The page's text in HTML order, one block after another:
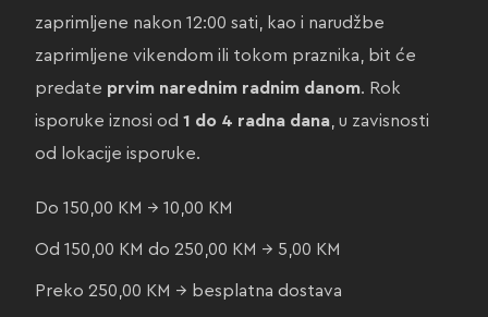
zaprimljene nakon 12:00 sati, kao i narudžbe
zaprimljene vikendom ili tokom praznika, bit će
predate prvim narednim radnim danom. Rok
isporuke iznosi od 1 do 4 radna dana, u zavisnosti
od lokacije isporuke.
Do 150,00 KM → 10,00 KM
Od 150,00 KM do 250,00 KM → 5,00 KM
Preko 250,00 KM → besplatna dostava